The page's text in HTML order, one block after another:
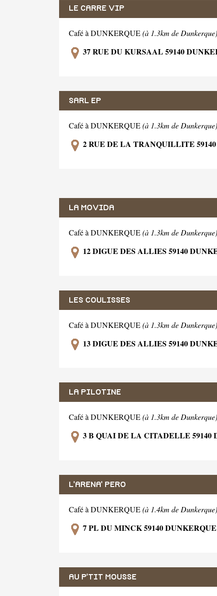
LE CARRE VIP
Café à DUNKERQUE(à 1.3km de Dunkerque)
37 RUE DU KURSAAL 59140
SARL EP
Café à DUNKERQUE(à 1.3km de Dunkerque)
2 RUE DE LA TRANQUILLITE
LA MOVIDA
Café à DUNKERQUE(à 1.3km de Dunkerque)
12 DIGUE DES ALLIES 59140
LES COULISSES
Café à DUNKERQUE(à 1.3km de Dunkerque)
13 DIGUE DES ALLIES 59140
LA PILOTINE
Café à DUNKERQUE(à 1.3km de Dunkerque)
3 B QUAI DE LA CITADELLE 59140
L'ARENA' PERO
Café à DUNKERQUE(à 1.4km de Dunkerque)
7 PL DU MINCK 59140 DUNKERQUE
AU P'TIT MOUSSE